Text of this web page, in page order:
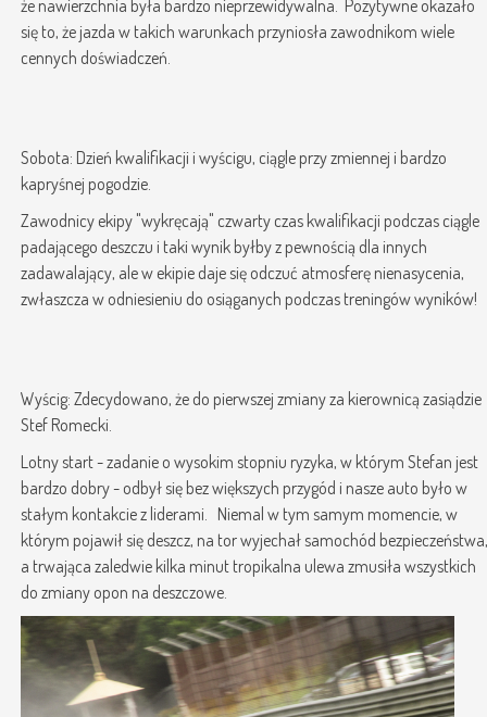
że nawierzchnia była bardzo nieprzewidywalna. Pozytywne okazało
się to, że jazda w takich warunkach przyniosła zawodnikom wiele
cennych doświadczeń.
Sobota: Dzień kwalifikacji i wyścigu, ciągle przy zmiennej i bardzo
kapryśnej pogodzie.
Zawodnicy ekipy "wykręcają" czwarty czas kwalifikacji podczas ciągle
padającego deszczu i taki wynik byłby z pewnością dla innych
zadawalający, ale w ekipie daje się odczuć atmosferę nienasycenia,
zwłaszcza w odniesieniu do osiąganych podczas treningów wyników!
Wyścig: Zdecydowano, że do pierwszej zmiany za kierownicą zasiądzie
Stef Romecki.
Lotny start - zadanie o wysokim stopniu ryzyka, w którym Stefan jest
bardzo dobry - odbył się bez większych przygód i nasze auto było w
stałym kontakcie z liderami. Niemal w tym samym momencie, w
którym pojawił się deszcz, na tor wyjechał samochód bezpieczeństwa,
a trwająca zaledwie kilka minut tropikalna ulewa zmusiła wszystkich
do zmiany opon na deszczowe.